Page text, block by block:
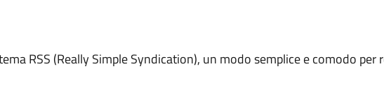
RSS (Really Simple Syndication), un modo semplice e comodo